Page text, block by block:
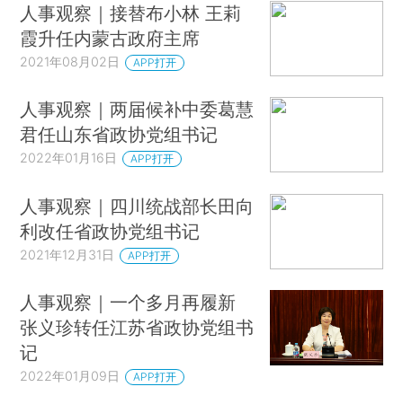
人事观察｜接替布小林 王莉
霞升任内蒙古政府主席
2021年08月02日 APP打开
人事观察｜两届候补中委葛慧
君任山东省政协党组书记
2022年01月16日 APP打开
人事观察｜四川统战部长田向
利改任省政协党组书记
2021年12月31日 APP打开
人事观察｜一个多月再履新
张义珍转任江苏省政协党组书
记
2022年01月09日 APP打开